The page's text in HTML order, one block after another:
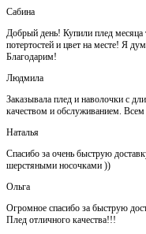
Сабина
Добрый день! Купили плед месяца
потертостей и цвет на месте! Я
Благодарим!
Людмила
Заказывала плед и наволочки с
качеством и обслуживанием.
Наталья
Спасибо за очень быструю
шерстяными носочками ))
Ольга
Огромное спасибо за быструю
Плед отличного качества!!!